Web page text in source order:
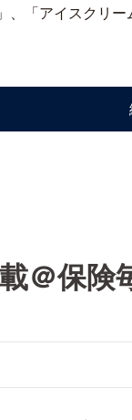
、「アイスクリ
＠保険